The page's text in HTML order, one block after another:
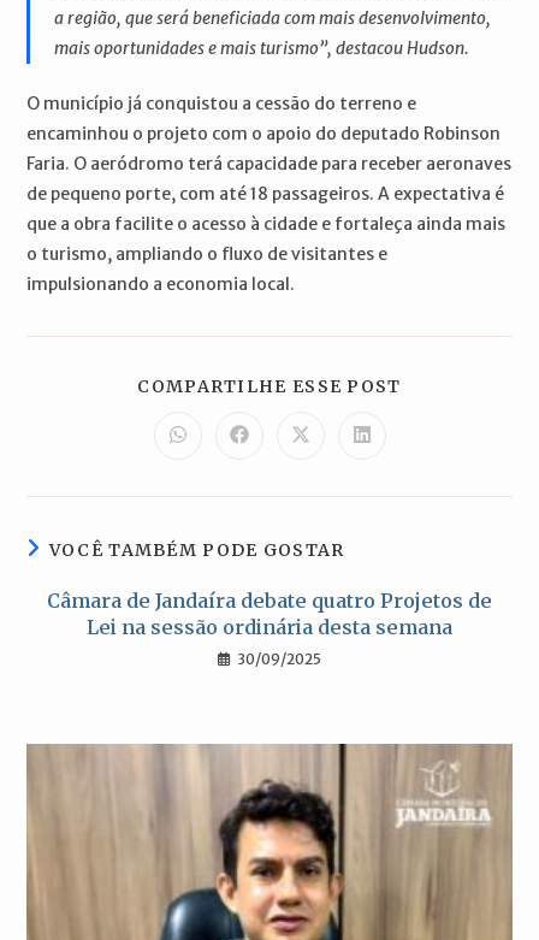
a região, que será beneficiada com mais desenvolvimento,
mais oportunidades e mais turismo”, destacou Hudson.
O município já conquistou a cessão do terreno e
encaminhou o projeto com o apoio do deputado Robinson
Faria. O aeródromo terá capacidade para receber aeronaves
de pequeno porte, com até 18 passageiros. A expectativa é
que a obra facilite o acesso à cidade e fortaleça ainda mais
o turismo, ampliando o fluxo de visitantes e
impulsionando a economia local.
COMPARTILHE ESSE POST
Abre
em
nova
Abre
em
nova
Abre
em
nova
Abre
em
nova
VOCÊ TAMBÉM PODE GOSTAR
Câmara de Jandaíra debate quatro Projetos de
Lei na sessão ordinária desta semana
30/09/2025